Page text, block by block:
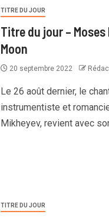
TITRE DU JOUR
Titre du jour –
Moon
20 septembre 2022
Le 26 août dernier, le
instrumentiste et
Mikheyev, revient avec
TITRE DU JOUR